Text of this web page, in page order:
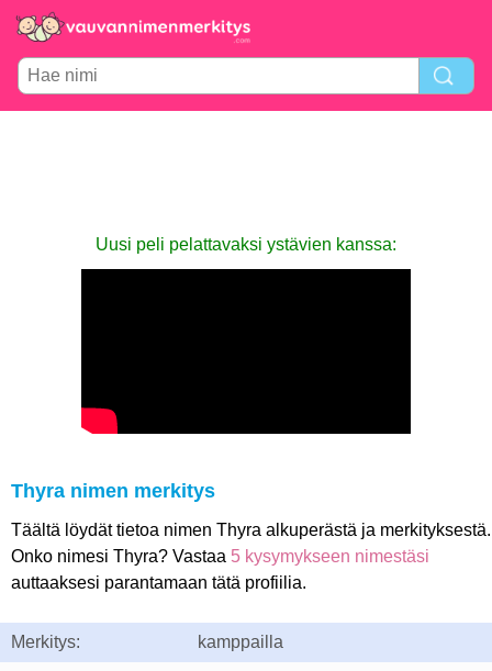
Uusi peli pelattavaksi ystävien kanssa:
Thyra nimen merkitys
Täältä löydät tietoa nimen Thyra alkuperästä ja merkityksestä.
Onko nimesi Thyra? Vastaa 5 kysymykseen nimestäsi
auttaaksesi parantamaan tätä profiilia.
Merkitys: kamppailla